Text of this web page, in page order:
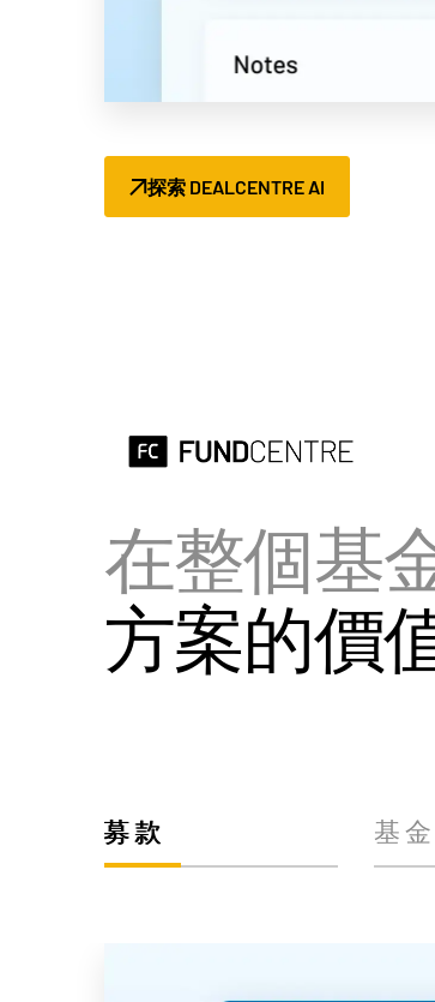
探索 DEALCENTRE AI
在整個基
方案的價
募款 基